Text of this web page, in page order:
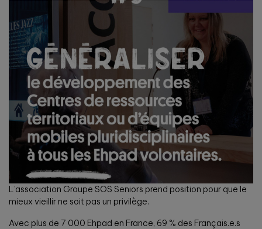
L’association Groupe SOS Seniors prend position pour que le
mieux vieillir ne soit pas un privilège.
Avec plus de 7 000 Ehpad en France, 69 % des Français.e.s